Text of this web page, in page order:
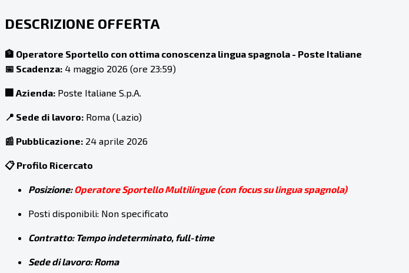
DESCRIZIONE OFFERTA
🏦 Operatore Sportello con ottima conoscenza lingua spagnola - Poste Italiane
📅 Scadenza: 4 maggio 2026 (ore 23:59)
🏢 Azienda: Poste Italiane S.p.A.
📍 Sede di lavoro: Roma (Lazio)
📰 Pubblicazione: 24 aprile 2026
📋 Profilo Ricercato
Posizione:Operatore Sportello Multilingue (con focus su lingua spagnola)
Posti disponibili: Non specificato
Contratto: Tempo indeterminato, full-time
Sede di lavoro: Roma